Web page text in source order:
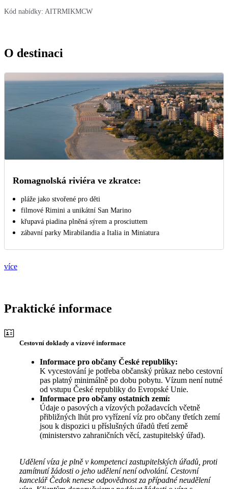
Kód nabídky: AITRMIKMCW
O destinaci
Romagnolská riviéra ve zkratce:
pláže jako stvořené pro děti
filmové Rimini a unikátní San Marino
křupavá piadina plněná sýrem a prosciuttem
zábavní parky Mirabilandia a Italia in Miniatura
více
Praktické informace
Cestovní doklady a vízové informace
Informace pro občany České republiky:
K vycestování je potřeba občanský průkaz nebo cestovní
pas platný minimálně po dobu pobytu. Vízum není nutné
od vstupu České republiky do Evropské Unie.
Informace pro občany ostatních zemí:
Údaje o pasových a vízových požadavcích včetně
přibližných lhůt pro vyřízení víz pro občany třetích zemí
jsou k dispozici u příslušných úřadů třetí země
(ministerstvo zahraničních věcí, zastupitelský úřad).
Udělení víza je plně v kompetenci zastupitelských úřadů, proti
zamítnutí žádosti o jeho udělení není odvolání. Cestovní
kancelář Čedok nenese odpovědnost za případné neudělení